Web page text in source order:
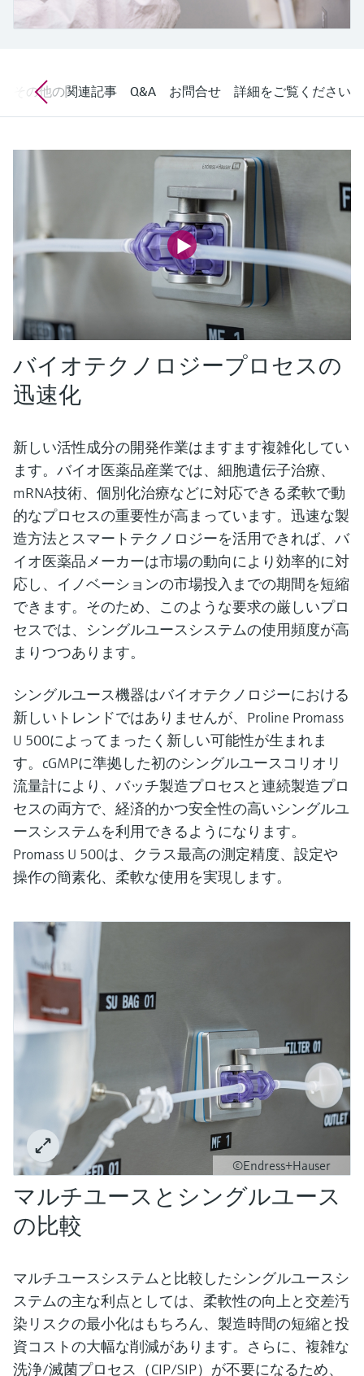
スペアパーツの検索
製品ルート、注文コード、またはシリアル
その他の関連記事 Q&A お問合せ 詳細をご覧ください
バイオテクノロジープロセスの
迅速化
新しい活性成分の開発作業はますます複雑化してい
ます。バイオ医薬品産業では、細胞遺伝子治療、
mRNA技術、個別化治療などに対応できる柔軟で動
的なプロセスの重要性が高まっています。迅速な製
造方法とスマートテクノロジーを活用できれば、バ
イオ医薬品メーカーは市場の動向により効率的に対
応し、イノベーションの市場投入までの期間を短縮
できます。そのため、このような要求の厳しいプロ
セスでは、シングルユースシステムの使用頻度が高
まりつつあります。
シングルユース機器はバイオテクノロジーにおける
新しいトレンドではありませんが、Proline Promass
U 500によってまったく新しい可能性が生まれま
す。cGMPに準拠した初のシングルユースコリオリ
流量計により、バッチ製造プロセスと連続製造プロ
セスの両方で、経済的かつ安全性の高いシングルユ
ースシステムを利用できるようになります。
Promass U 500は、クラス最高の測定精度、設定や
操作の簡素化、柔軟な使用を実現します。
©Endress+Hauser
マルチユースとシングルユース
の比較
マルチユースシステムと比較したシングルユースシ
ステムの主な利点としては、柔軟性の向上と交差汚
染リスクの最小化はもちろん、製造時間の短縮と投
資コストの大幅な削減があります。さらに、複雑な
洗浄/滅菌プロセス（CIP/SIP）が不要になるため、